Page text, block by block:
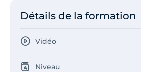
Détails de la formation
Vidéo
Niveau